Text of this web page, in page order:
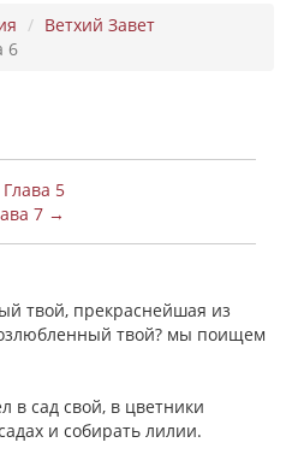
Ветхий Завет
6
5
7 →
твой, прекраснейшая из
твой? мы поищем
сад свой, в цветники
и собирать лилии.